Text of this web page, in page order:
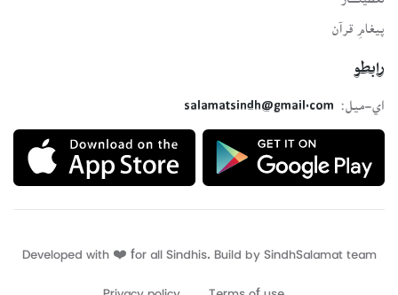
پيغامِ قرآن
رابطو
اي-ميل:
salamatsindh@gmail.com
Developed with ❤️ for all Sindhis. Build by
Terms of use